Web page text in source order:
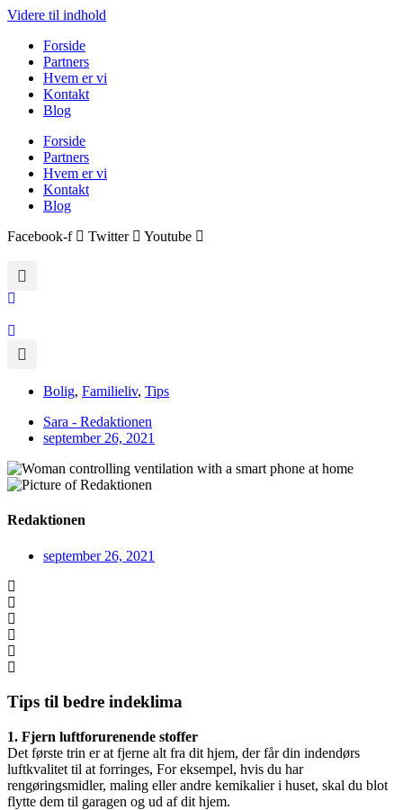
Videre til indhold
Forside
Partners
Hvem er vi
Kontakt
Blog
Forside
Partners
Hvem er vi
Kontakt
Blog
Facebook-f
Twitter Youtube
Bolig, Familieliv, Tips
Sara - Redaktionen
september 26, 2021
Redaktionen
september 26, 2021
Tips til bedre indeklima
1. Fjern luftforurenende stoffer
Det første trin er at fjerne alt fra dit hjem, der får din indendørs
luftkvalitet til at forringes, For eksempel, hvis du har
rengøringsmidler, maling eller andre kemikalier i huset, skal du blot
flytte dem til garagen og ud af dit hjem.